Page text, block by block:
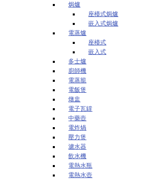
焗爐
座檯式焗爐
嵌入式焗爐
電蒸爐
座檯式
嵌入式
多士爐
廚師機
電蒸籠
電飯煲
燉盅
電子瓦罉
中藥壺
電炸煱
壓力煲
濾水器
飲水機
電熱水瓶
電熱水壺